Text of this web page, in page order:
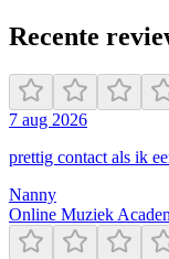
Recente
7 aug 2026
prettig contact als ik
Nanny
Online Muziek